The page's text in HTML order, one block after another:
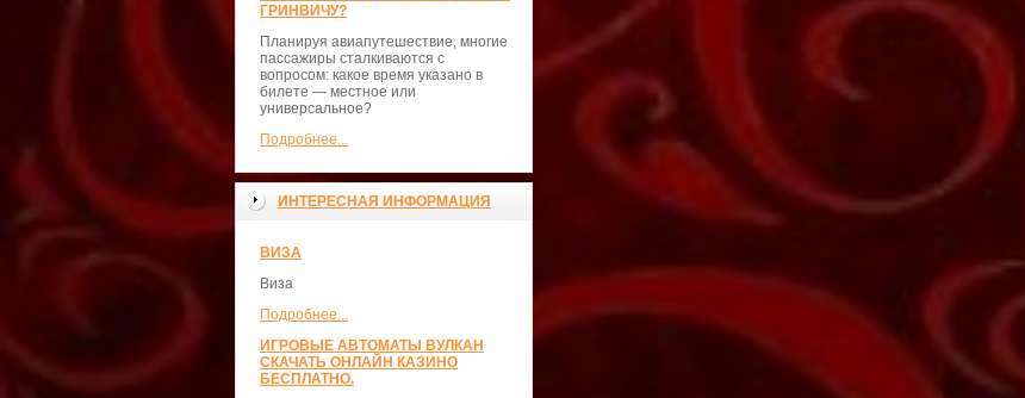
ГРИНВИЧУ?
Планируя авиапутешествие, многие
пассажиры сталкиваются с
вопросом: какое время указано в
билете — местное или
универсальное?
Подробнее...
ИНТЕРЕСНАЯ ИНФОРМАЦИЯ
ВИЗА
Виза
Подробнее...
ИГРОВЫЕ АВТОМАТЫ ВУЛКАН
СКАЧАТЬ ОНЛАЙН КАЗИНО
БЕСПЛАТНО.